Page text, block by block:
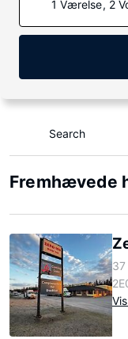
1 Værelse, 2
Search
Fremhævede